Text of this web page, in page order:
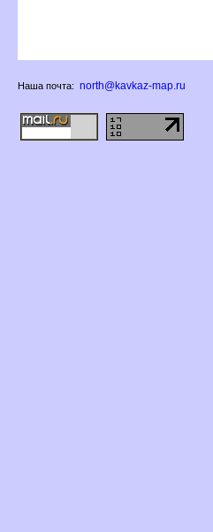
Наша почта: north@kavkaz-map.ru